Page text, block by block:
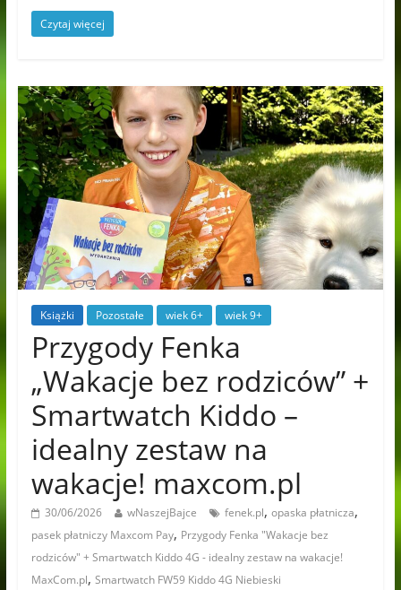
Czytaj więcej
Książki Pozostałe wiek 6+ wiek 9+
Przygody Fenka
„Wakacje bez rodziców” +
Smartwatch Kiddo –
idealny zestaw na
wakacje! maxcom.pl
30/06/2026 wNaszejBajce fenek.pl, opaska płatnicza,
pasek płatniczy Maxcom Pay, Przygody Fenka "Wakacje bez
rodziców" + Smartwatch Kiddo 4G - idealny zestaw na wakacje!
MaxCom.pl, Smartwatch FW59 Kiddo 4G Niebieski